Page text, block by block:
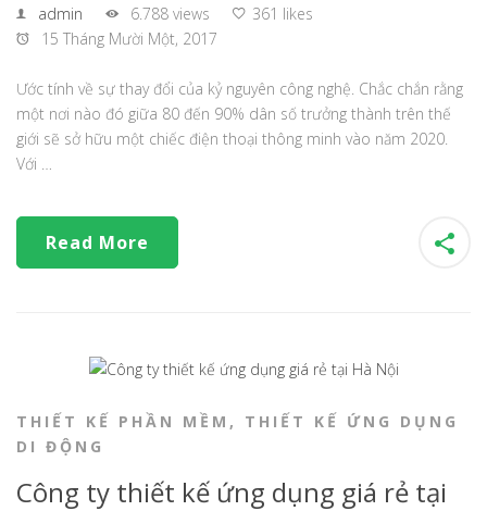
admin 6.788 views
361 likes
15 Tháng Mười Một, 2017
Ước tính về sự thay đổi của kỷ nguyên công nghệ. Chắc chắn rằng
một nơi nào đó giữa 80 đến 90% dân số trưởng thành trên thế
giới sẽ sở hữu một chiếc điện thoại thông minh vào năm 2020.
Với …
Read More
THIẾT KẾ PHẦN MỀM , THIẾT KẾ ỨNG DỤNG
DI ĐỘNG
Công ty thiết kế ứng dụng giá rẻ tại